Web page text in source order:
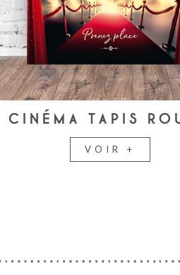
CINÉMA TAPIS
VOIR +